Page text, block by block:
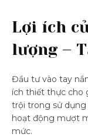
Lợi ích
lượng –
Đầu tư vào tay
ích thiết thực cho
trội trong sử
hoạt động mượt
mức.